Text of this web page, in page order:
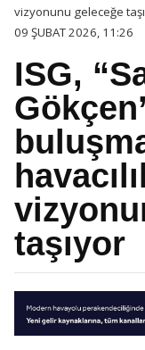
vizyonunu geleceğe
09 ŞUBAT 2026, 11:26
ISG,
taşıyor